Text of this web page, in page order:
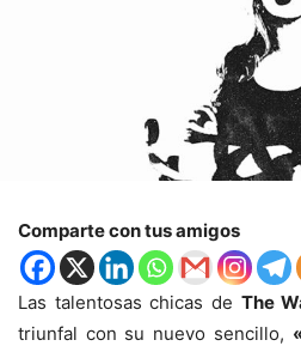
Comparte con tus amigos
Las talentosas chicas de The
triunfal con su nuevo sencillo,